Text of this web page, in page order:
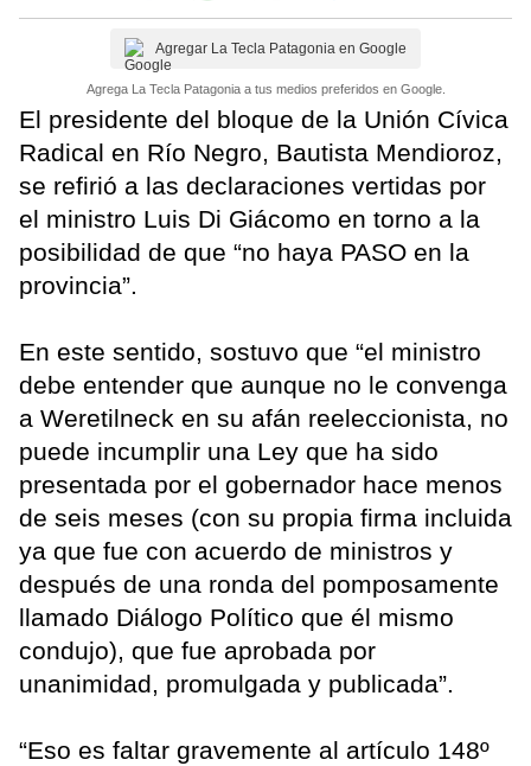
Agregar La Tecla Patagonia en Google
Agrega La Tecla Patagonia a tus medios preferidos en Google.
El presidente del bloque de la Unión Cívica
Radical en Río Negro, Bautista Mendioroz,
se refirió a las declaraciones vertidas por
el ministro Luis Di Giácomo en torno a la
posibilidad de que “no haya PASO en la
provincia”.
En este sentido, sostuvo que “el ministro
debe entender que aunque no le convenga
a Weretilneck en su afán reeleccionista, no
puede incumplir una Ley que ha sido
presentada por el gobernador hace menos
de seis meses (con su propia firma incluida
ya que fue con acuerdo de ministros y
después de una ronda del pomposamente
llamado Diálogo Político que él mismo
condujo), que fue aprobada por
unanimidad, promulgada y publicada”.
“Eso es faltar gravemente al artículo 148º